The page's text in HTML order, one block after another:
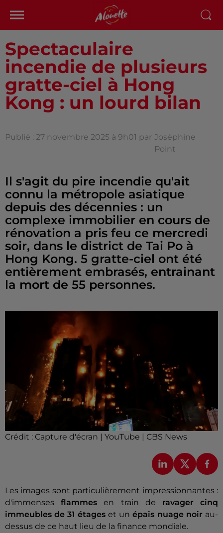
Spectaculaire
incendie de plusieurs
gratte-ciel à Hong
Kong : un lourd bilan
Publié : 27 novembre 2025 à 9h01 par Joséphine
Point
Il s'agit du pire incendie qu'ait
connu la métropole asiatique
depuis des décennies : un
complexe immobilier en cours de
rénovation a pris feu ce mercredi
soir, dans le district de Tai Po à
Hong Kong. 5 gratte-ciel ont été
entièrement embrasés, entrainant
la mort de 55 personnes.
Crédit : Capture d'écran | YouTube | CBS News
Les images sont particulièrement impressionnantes :
d'immensesflammesen train de ravager cinq
immeubles de 31 étageset unépais nuage noir au-
dessus de ce haut lieu de la finance mondiale.